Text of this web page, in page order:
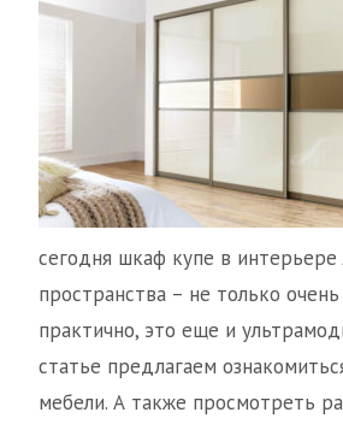
сегодня шкаф купе в интерьере
пространства – не только
практично, это еще и
статье предлагаем
мебели. А также просмотреть